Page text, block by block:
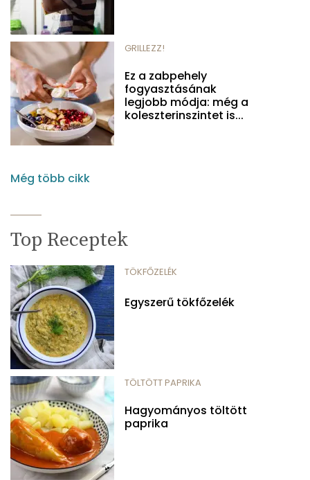
GRILLEZZ!
Ez a zabpehely
fogyasztásának
legjobb módja: még a
koleszterinszintet is...
Még több cikk
Top Receptek
TÖKFŐZELÉK
Egyszerű tökfőzelék
TÖLTÖTT PAPRIKA
Hagyományos töltött
paprika